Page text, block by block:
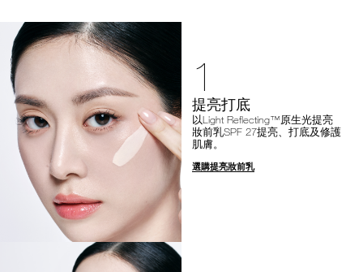
1
提亮打底
以Light Reflecting™原生光提亮
妝前乳SPF 27提亮、打底及修護
肌膚。
選購提亮妝前乳